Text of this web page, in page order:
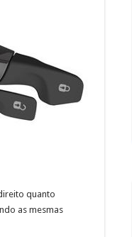
quanto
as mesmas